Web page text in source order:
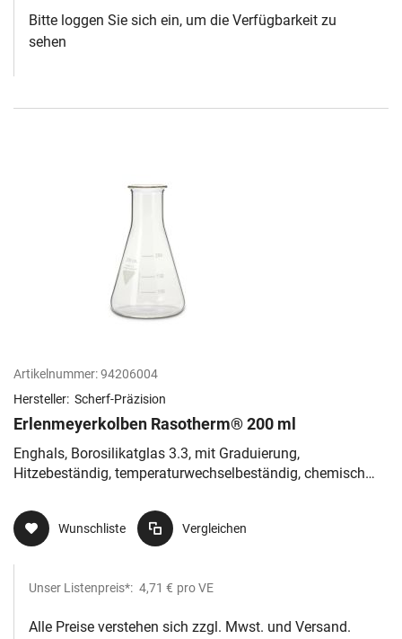
Bitte loggen Sie sich ein, um die Verfügbarkeit zu
sehen
Artikelnummer:94206004
Hersteller: Scherf-Präzision
Erlenmeyerkolben Rasotherm® 200 ml
Enghals, Borosilikatglas 3.3, mit Graduierung,
Hitzebeständig, temperaturwechselbeständig, chemisch
Wunschliste Vergleichen
Unser Listenpreis*: 4,71 € pro VE
Alle Preise verstehen sich zzgl. Mwst. und Versand.